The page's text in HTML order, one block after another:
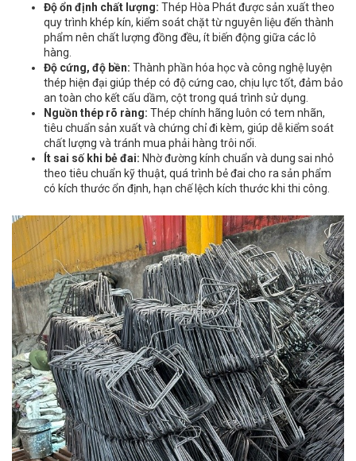
Độ ổn định chất lượng: Thép Hòa Phát được sản xuất theo
quy trình khép kín, kiểm soát chặt từ nguyên liệu đến thành
phẩm nên chất lượng đồng đều, ít biến động giữa các lô
hàng.
Độ cứng, độ bền: Thành phần hóa học và công nghệ luyện
thép hiện đại giúp thép có độ cứng cao, chịu lực tốt, đảm bảo
an toàn cho kết cấu dầm, cột trong quá trình sử dụng.
Nguồn thép rõ ràng: Thép chính hãng luôn có tem nhãn,
tiêu chuẩn sản xuất và chứng chỉ đi kèm, giúp dễ kiểm soát
chất lượng và tránh mua phải hàng trôi nổi.
Ít sai số khi bẻ đai: Nhờ đường kính chuẩn và dung sai nhỏ
theo tiêu chuẩn kỹ thuật, quá trình bẻ đai cho ra sản phẩm
có kích thước ổn định, hạn chế lệch kích thước khi thi công.